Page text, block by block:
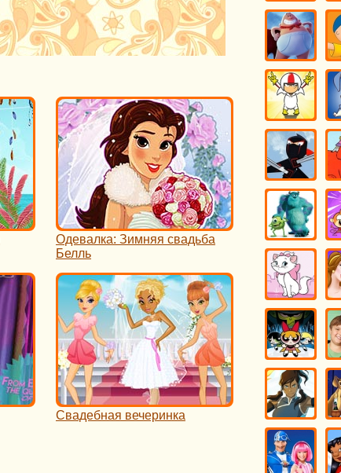
Одевалка: Зимняя свадьба
Белль
Свадебная вечеринка